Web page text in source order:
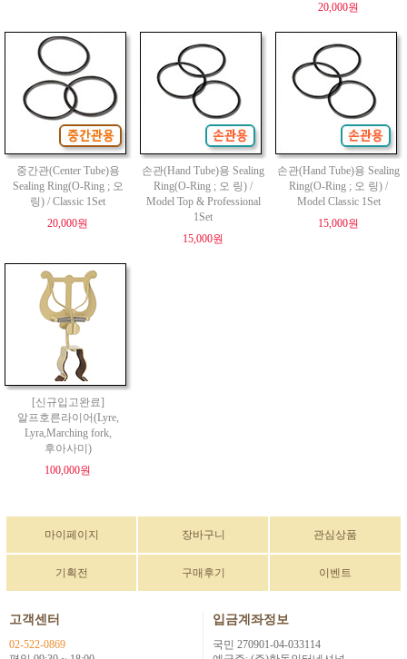
20,000원
중간관(Center Tube)용
Sealing Ring(O-Ring ; 오
링) / Classic 1Set
20,000원
손관(Hand Tube)용 Sealing
Ring(O-Ring ; 오 링) /
Model Top & Professional
1Set
15,000원
손관(Hand Tube)용 Sealing
Ring(O-Ring ; 오 링) /
Model Classic 1Set
15,000원
[신규입고완료]
알프호른라이어(Lyre,
Lyra,Marching fork,
후아사미)
100,000원
마이페이지 장바구니 관심상품
기획전 구매후기 이벤트
고객센터
02-522-0869
입금계좌정보
국민 270901-04-033114